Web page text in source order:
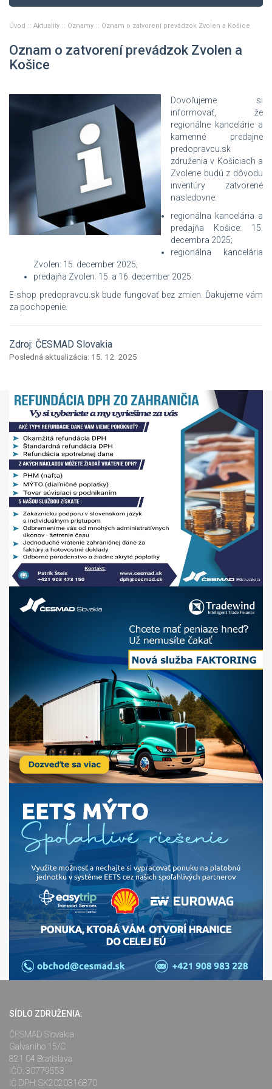
Úvod Aktuality Oznamy Oznam o zatvorení prevádzok Zvolen a Košice
Oznam o zatvorení prevádzok Zvolen a
Košice
Dovoľujeme si
informovať, že
regionálne kancelárie a
kamenné predajne
predopravcu.sk
združenia v Košiciach a
Zvolene budú z dôvodu
inventúry zatvorené
nasledovne:
regionálna kancelária a
predajňa Košice: 15.
decembra 2025;
regionálna kancelária
Zvolen: 15. december 2025;
predajňa Zvolen: 15. a 16. december 2025.
E-shop predopravcu.sk bude fungovať bez zmien. Ďakujeme vám
za pochopenie.
Zdroj: ČESMAD Slovakia
Posledná aktualizácia: 15. 12. 2025
SÍDLO ZDRUŽENIA:
ČESMAD Slovakia
Galvaniho 15/C
821 04 Bratislava
IČO: 30779553
IČ DPH: SK2020316870